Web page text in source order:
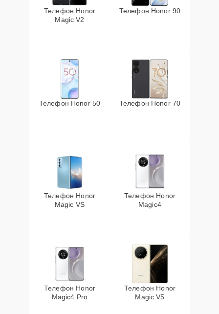
Телефон Honor
Magic V2
Телефон Honor 90
Телефон Honor 50 Телефон Honor 70
Телефон Honor
Magic VS
Телефон Honor
Magic4
Телефон Honor
Magic4 Pro
Телефон Honor
Magic V5